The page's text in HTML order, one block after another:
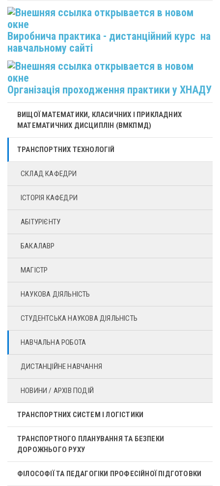
Виробнича практика - дистанційний курс на
навчальному сайті
Організація проходження практики у ХНАДУ
ВИЩОЇ МАТЕМАТИКИ, КЛАСИЧНИХ І ПРИКЛАДНИХ
МАТЕМАТИЧНИХ ДИСЦИПЛІН (ВМКПМД)
ТРАНСПОРТНИХ ТЕХНОЛОГІЙ
СКЛАД КАФЕДРИ
ІСТОРІЯ КАФЕДРИ
АБІТУРІЄНТУ
БАКАЛАВР
МАГІСТР
НАУКОВА ДІЯЛЬНІСТЬ
СТУДЕНТСЬКА НАУКОВА ДІЯЛЬНІСТЬ
НАВЧАЛЬНА РОБОТА
ДИСТАНЦІЙНЕ НАВЧАННЯ
НОВИНИ / АРХІВ ПОДІЙ
ТРАНСПОРТНИХ СИСТЕМ І ЛОГІСТИКИ
ТРАНСПОРТНОГО ПЛАНУВАННЯ ТА БЕЗПЕКИ
ДОРОЖНЬОГО РУХУ
ФІЛОСОФІЇ ТА ПЕДАГОГІКИ ПРОФЕСІЙНОЇ ПІДГОТОВКИ